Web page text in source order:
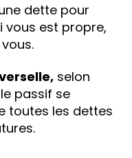
dette pour
vous est propre,
selon
passif se
toutes les dettes